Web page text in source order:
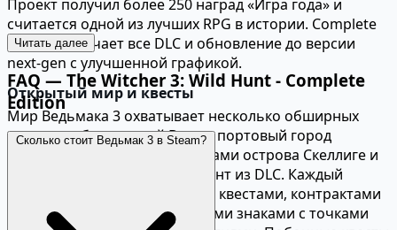
Проект получил более 250 наград «Игра года» и
считается одной из лучших RPG в истории. Complete
Edition включает все DLC и обновление до версии
next-gen с улучшенной графикой.
Открытый мир и квесты
Мир Ведьмака 3 охватывает несколько обширных
регионов: болотистый Велен, портовый город
Новиград, продуваемые ветрами острова Скеллиге и
живописное герцогство Туссент из DLC. Каждый
регион наполнен побочными квестами, контрактами
на монстров, вопросительными знаками с точками
Читать далее
FAQ — The Witcher 3: Wild Hunt - Complete
Edition
Сколько стоит Ведьмак 3 в Steam?